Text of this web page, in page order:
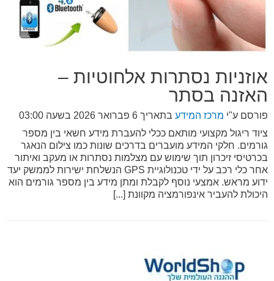
אוזניות נסתרות אלחוטיות –
האזנה בסתר
פורסם ע"י מרכז המידע בתאריך 6 פברואר 2026 בשעה 03:00
ציוד ריגול מקצועי מותאם ככלי להעברת מידע חשאי בין מספר
גורמים. חלקי המידע מועברים בדרכים שונות כמו צילום הנאגר
בכרטיסי זיכרון תוך שימוש עם מצלמות נסתרות או מעקב ואיתור
אחר כלי רכב על ידי טכנולוגיית GPS הנשלחת ישירות לממשק יעד
ידוע מראש. אמצעי נוסף לקבלת ומתן מידע בין מספר גורמים הוא
היכולת להעביר אינפורמציה מקוונת [...]